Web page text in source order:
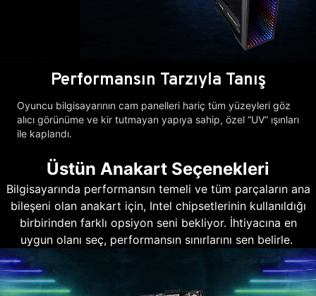
Performansın Tarzıyla Tanış
Oyuncu bilgisayarının cam panelleri hariç tüm yüzeyleri göz
alıcı görünüme ve kir tutmayan yapıya sahip, özel “UV” ışınları
ile kaplandı.
Üstün Anakart Seçenekleri
Bilgisayarında performansın temeli ve tüm parçaların ana
bileşeni olan anakart için, Intel chipsetlerinin kullanıldığı
birbirinden farklı opsiyon seni bekliyor. İhtiyacına en
uygun olanı seç, performansın sınırlarını sen belirle.